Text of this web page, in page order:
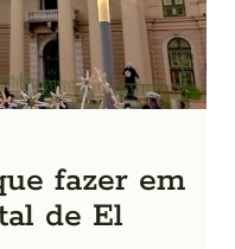
fazer em
de El